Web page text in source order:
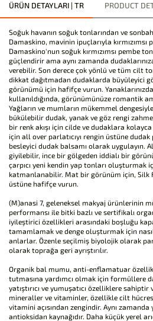
ÜRÜN DETAYLARI | TR PRODUCT
Soğuk havanın soğuk tonlarından ve
Damaskino, mavinin ipuçlarıyla
Damaskino'nun soğuk kırmızımsı pembe
güçlendirir ama aynı zamanda
verebilir. Son derece çok yönlü ve tüm cilt
dikkat dağıtmadan dudaklarda büyüleyici
görünümü için hafifçe vurun.
kullanıldığında, görünümünüze romantik
Yağların ve mumların mükemmel
bükülebilir dudak, yanak ve göz rengi
bir renk akışı için cilde ve dudaklara
için all over parlatıcıyı rengin üstüne dudak
besleyici dudak balsamı olarak uygulayın.
giyilebilir, ince bir gölgeden iddialı bir
çarpıcı yeni kendin yap tonları oluşturmak
katmanlanabilir. Mat bir görünüm için, Silk
üstüne hafifçe vurun.
(M)anasi 7, geleneksel makyaj ürünlerinin
performansı ile bitki bazlı ve sertifikalı
iyileştirici özellikleri arasındaki boşluğu
tamamlamak ve denge oluşturmak için
anlarlar. Özenle seçilmiş biyolojik olarak
olarak toprağa geri ayrıştırılır.
Organik bal mumu, anti-enflamatuar
tutmasına yardımcı olmak için formüllere
yatıştırıcı ve yumuşatıcı özelliklere
mineraller ve vitaminler, özellikle cilt
vitamini açısından zengindir. Aynı
antioksidan kaynağıdır. Daha küçük yerel